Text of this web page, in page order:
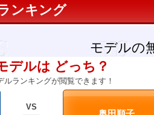
ンキング
モデルの
デルは どっち？
ルランキングが閲覧できます！
VS